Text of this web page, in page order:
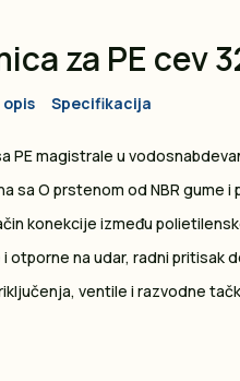
za PE cev
Specifikacija
PE magistrale u
sa O prstenom od NBR gume i
konekcije između
otporne na udar, radni pritisak
ventile i razvodne